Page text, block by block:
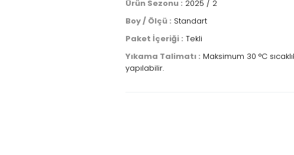
Ürün Sezonu : 2025 / 2
Boy / Ölçü : Standart
Paket İçeriği : Tekli
Yıkama Talimatı : Maksimum 30 °C
yapılabilir.